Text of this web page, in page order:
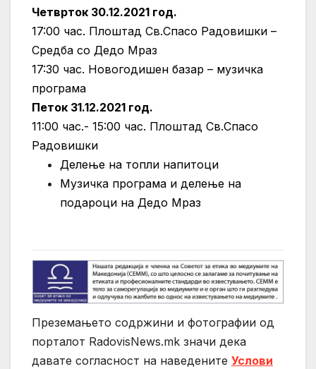
Четврток 30.12.2021 год.
17:00 час. Плоштад Св.Спасо Радовишки –
Средба со Дедо Мраз
17:30 час. Новогодишен базар – музичка
програма
Петок 31.12.2021 год.
11:00 час.- 15:00 час. Плоштад Св.Спасо
Радовишки
Делење на топли напитоци
Музичка програма и делење на
подароци на Дедо Мраз
Преземањето содржини и фотографии од
порталот RadovisNews.mk значи дека
давате согласност на нaведените Услови